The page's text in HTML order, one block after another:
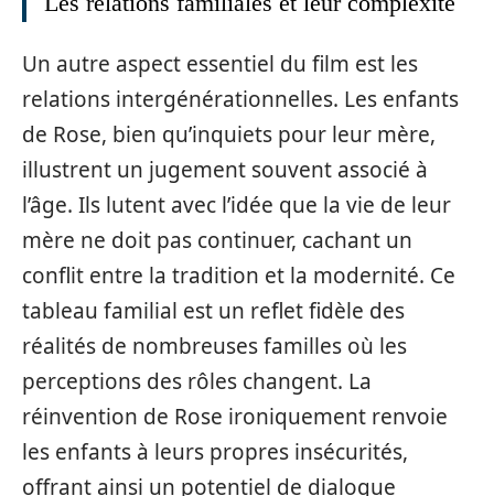
Un autre aspect essentiel du film est les
relations intergénérationnelles. Les enfants
de Rose, bien qu’inquiets pour leur mère,
illustrent un jugement souvent associé à
l’âge. Ils lutent avec l’idée que la vie de leur
mère ne doit pas continuer, cachant un
conflit entre la tradition et la modernité. Ce
tableau familial est un reflet fidèle des
réalités de nombreuses familles où les
perceptions des rôles changent. La
réinvention de Rose ironiquement renvoie
les enfants à leurs propres insécurités,
offrant ainsi un potentiel de dialogue